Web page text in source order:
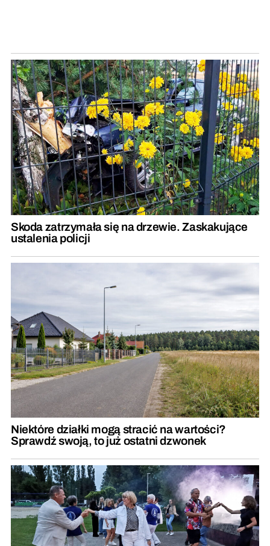
Skoda zatrzymała się na drzewie. Zaskakujące
ustalenia policji
Niektóre działki mogą stracić na wartości?
Sprawdź swoją, to już ostatni dzwonek